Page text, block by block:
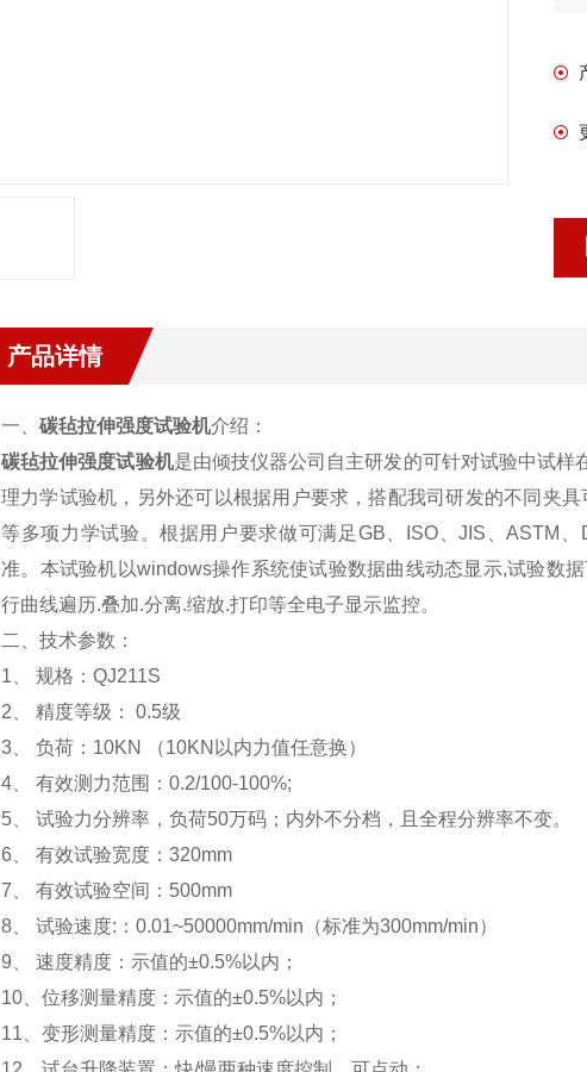
产品详情
一、 碳毡拉伸强度试验机介绍：
碳毡拉伸强度试验机是由倾技仪器公司自主研发的可针对试验中试
理力学试验机，另外还可以根据用户要求，搭配我司研发的不同夹
等多项力学试验。根据用户要求做可满足GB、ISO、JIS、ASTM
准。本试验机以windows操作系统使试验数据曲线动态显示,试验数
行曲线遍历.叠加.分离.缩放.打印等全电子显示监控。
二、 技术参数：
1、 规格：QJ211S
2、 精度等级： 0.5级
3、 负荷：10KN （10KN以内力值任意换）
4、 有效测力范围：0.2/100-100%;
5、 试验力分辨率，负荷50万码；内外不分档，且全程分辨率不变。
6、 有效试验宽度：320mm
7、 有效试验空间：500mm
8、 试验速度:：0.01~50000mm/min（标准为300mm/min）
9、 速度精度：示值的±0.5%以内；
10、位移测量精度：示值的±0.5%以内；
11、变形测量精度：示值的±0.5%以内；